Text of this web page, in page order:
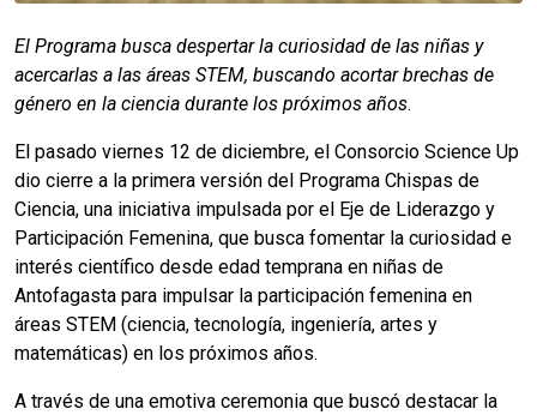
El Programa busca despertar la curiosidad de las niñas y
acercarlas a las áreas STEM, buscando acortar brechas de
género en la ciencia durante los próximos años.
El pasado viernes 12 de diciembre, el Consorcio Science Up
dio cierre a la primera versión del Programa Chispas de
Ciencia, una iniciativa impulsada por el Eje de Liderazgo y
Participación Femenina, que busca fomentar la curiosidad e
interés científico desde edad temprana en niñas de
Antofagasta para impulsar la participación femenina en
áreas STEM (ciencia, tecnología, ingeniería, artes y
matemáticas) en los próximos años.
A través de una emotiva ceremonia que buscó destacar la